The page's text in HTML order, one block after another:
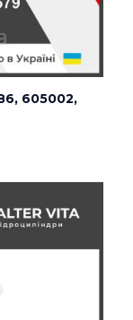
605002,